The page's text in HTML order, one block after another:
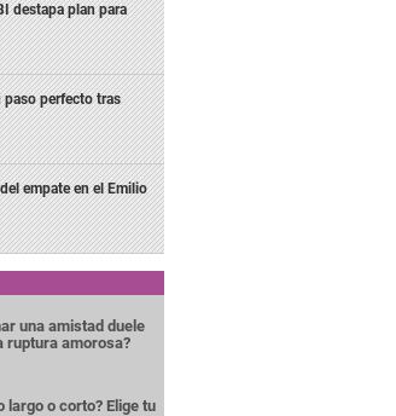
destapa plan para
paso perfecto tras
empate en el Emilio
una amistad duele
ruptura amorosa?
largo o corto? Elige tu